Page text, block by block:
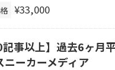
¥33,000
記事以上】過去6ヶ月
ニーカーメディア